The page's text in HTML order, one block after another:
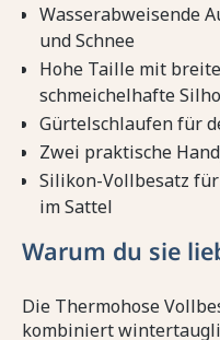
Wasserabweisende
und Schnee
Hohe Taille mit
schmeichelhafte
Gürtelschlaufen für
Zwei praktische
Silikon-Vollbesatz
im Sattel
Warum du sie
Die Thermohose
kombiniert